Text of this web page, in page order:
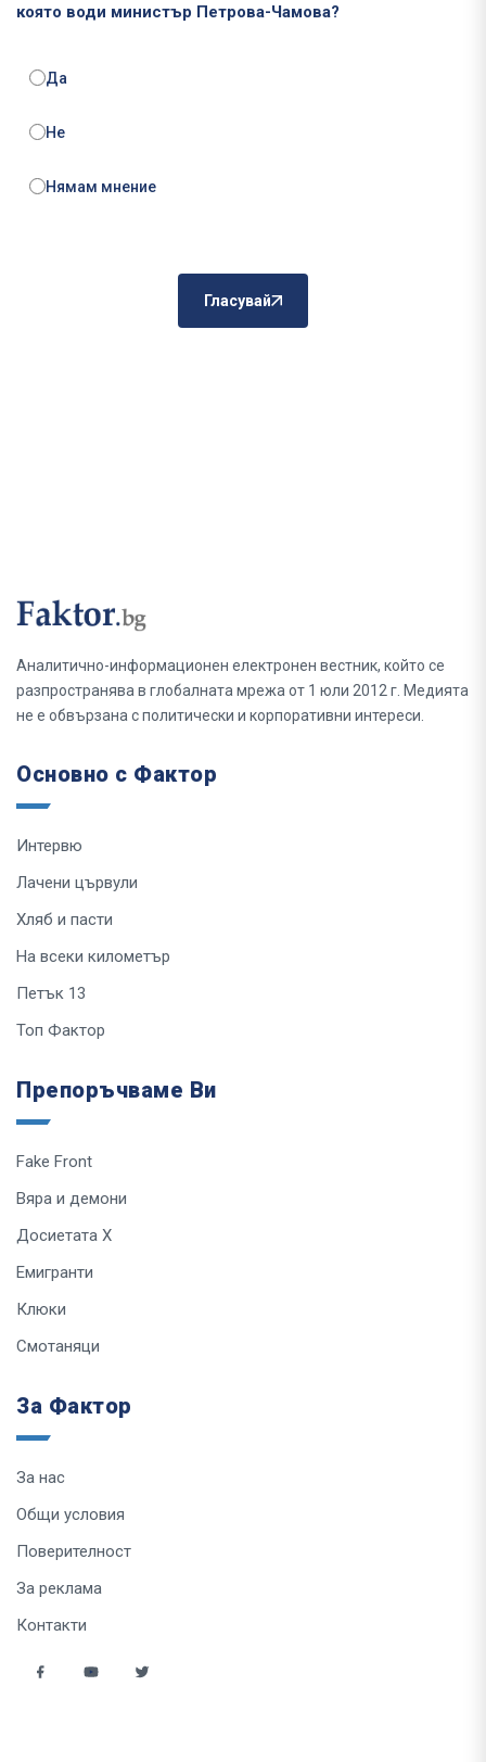
която води министър Петрова-Чамова?
Да
Не
Нямам мнение
Гласувай
Аналитично-информационен електронен вестник, който се
разпространява в глобалната мрежа от 1 юли 2012 г. Медията
не е обвързана с политически и корпоративни интереси.
Основно с Фактор
Интервю
Лачени цървули
Хляб и пасти
На всеки километър
Петък 13
Топ Фактор
Препоръчваме Ви
Fake Front
Вяра и демони
Досиетата Х
Емигранти
Клюки
Смотаняци
За Фактор
За нас
Общи условия
Поверителност
За реклама
Контакти